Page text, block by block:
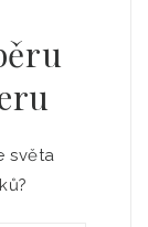
světa